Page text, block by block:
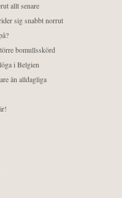
allt senare
sig snabbt norrut
bomullsskörd
i Belgien
än alldagliga